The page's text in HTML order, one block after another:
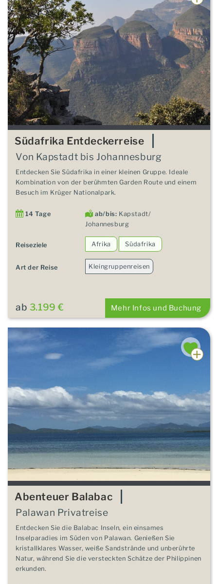
Südafrika Entdeckerreise
Von Kapstadt bis Johannesburg
Entdecken Sie Südafrika in einer kleinen Gruppe. Ideale
Kombination von der berühmten Garden Route und einem
Besuch im Krüger Nationalpark.
14 Tage ab/bis: Kapstadt/
Johannesburg
Reiseziele Afrika Südafrika
Art der Reise Kleingruppenreisen
ab 3.199 € Mehr Infos und Buchung
Abenteuer Balabac
Palawan Privatreise
Entdecken Sie die Balabac Inseln, ein einsames
Inselparadies im Süden von Palawan. Genießen Sie
kristallklares Wasser, weiße Sandstrände und unberührte
Natur, während Sie die versteckten Schätze der Philippinen
erkunden.